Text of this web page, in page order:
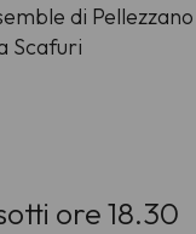
di
Scafuri
ore 18.30